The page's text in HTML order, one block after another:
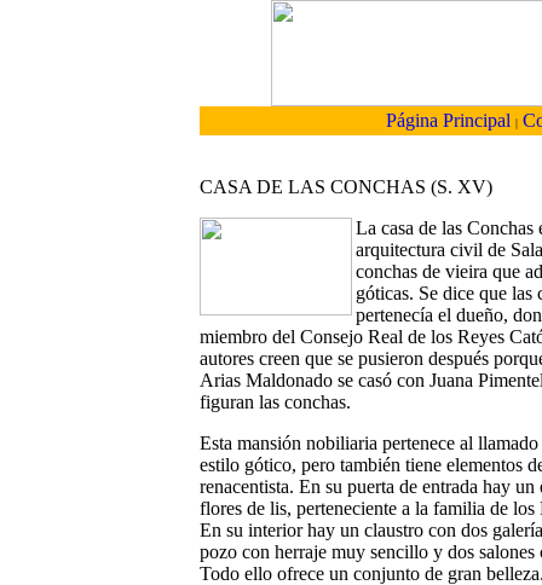
Página Principal |
CASA DE LAS CONCHAS (S. XV)
La casa de las Conchas
arquitectura civil de
conchas de vieira que
góticas. Se dice que
pertenecía el dueño,
miembro del Consejo Real de los Reyes
autores creen que se pusieron después
Arias Maldonado se casó con Juana
figuran las conchas.
Esta mansión nobiliaria pertenece al
estilo gótico, pero también tiene elementos
renacentista. En su puerta de entrada hay
flores de lis, perteneciente a la familia de
En su interior hay un claustro con dos
pozo con herraje muy sencillo y dos salones
Todo ello ofrece un conjunto de gran